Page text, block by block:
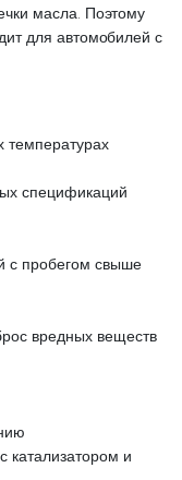
масла. Поэтому
для автомобилей с
температурах
спецификаций
с пробегом свыше
вредных веществ
катализатором и